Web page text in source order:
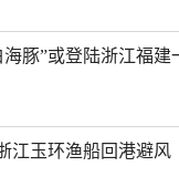
豚”或登陆浙江福建
江玉环渔船回港避风